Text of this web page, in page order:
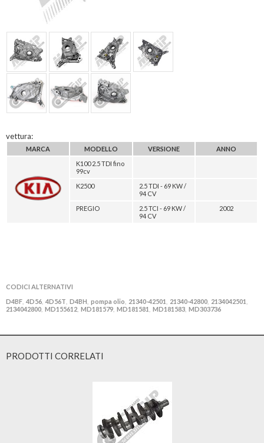
vettura:
MARCA MODELLO VERSIONE
ANNO
K100 2.5 TDI fino
99cv
K2500
2.5 TDI - 69 KW /
94 CV
PREGIO
2.5 TCI - 69 KW /
94 CV
2002
CODICI ALTERNATIVI
D4BF 4D56 4D56T D4BH pompa olio 21340-42501 21340-42800 2134042501
2134042800 MD155612 MD181579 MD181581 MD181583 MD303736
PRODOTTI CORRELATI